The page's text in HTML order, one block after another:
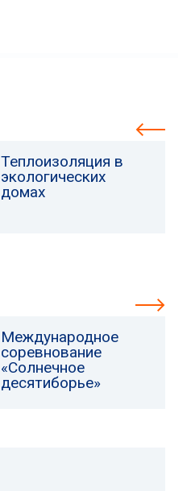
Теплоизоляция в
экологических
домах
Международное
соревнование
«Солнечное
десятиборье»